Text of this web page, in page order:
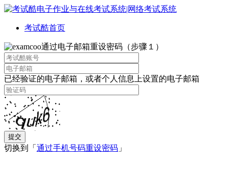
考试酷首页
通过电子邮箱重设密码（步骤１）
已经验证的电子邮箱，或者个人信息上设置的电子邮箱
提交
切换到「 通过手机号码重设密码 」